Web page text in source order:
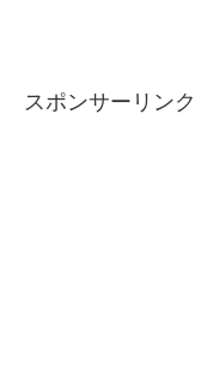
スポンサーリンク